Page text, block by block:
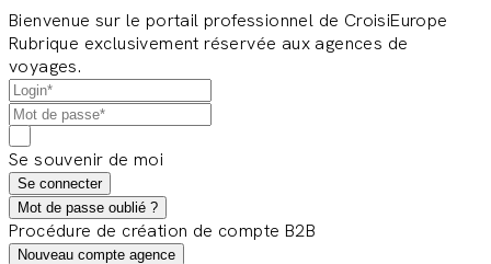
Bienvenue sur le portail professionnel de CroisiEurope
Rubrique exclusivement réservée aux agences de
voyages.
Se souvenir de moi
Se connecter
Mot de passe oublié ?
Procédure de création de compte B2B
Nouveau compte agence